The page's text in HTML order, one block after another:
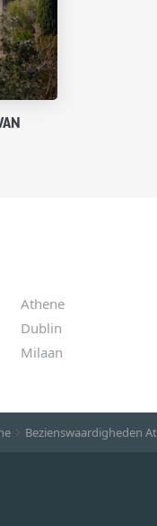
Athene
Dublin
Milaan
Bezienswaardigheden